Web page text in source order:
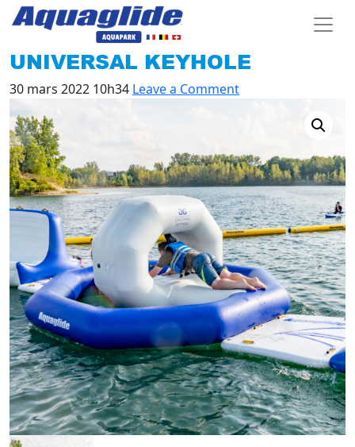
UNIVERSAL KEYHOLE
30 mars 2022 10h34 Leave a Comment